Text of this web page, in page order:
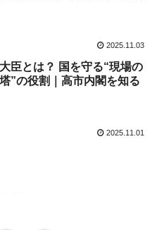
2025.11.03
臣とは？ 国を守る“現場の
”の役割｜高市内閣を知る
2025.11.01